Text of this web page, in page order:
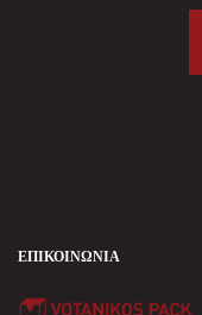
ΕΠΙΚΟΙΝΩΝΊΑ